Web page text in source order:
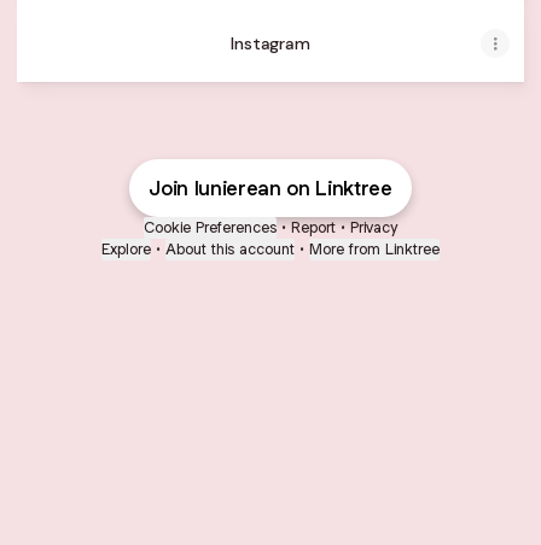
Instagram
Join lunierean on Linktree
Cookie Preferences • Report • Privacy
Explore • About this account • More from Linktree